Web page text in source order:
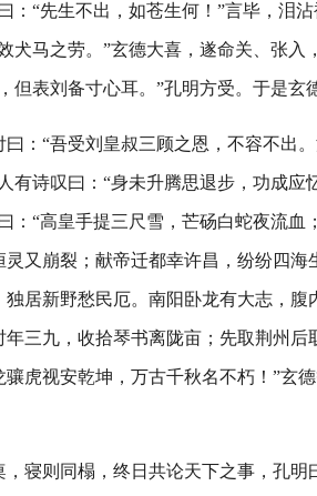
：“先生不出，如苍生何！”言毕，泪
犬马之劳。”玄德大喜，遂命关、张入
但表刘备寸心耳。”孔明方受。于是玄
：“吾受刘皇叔三顾之恩，不容不出
有诗叹曰：“身未升腾思退步，功成应
：“高皇手提三尺雪，芒砀白蛇夜流血
又崩裂；献帝迁都幸许昌，纷纷四
居新野愁民厄。南阳卧龙有大志，腹
三九，收拾琴书离陇亩；先取荆州后
骧虎视安乾坤，万古千秋名不朽！”玄
寝则同榻，终日共论天下之事，孔明